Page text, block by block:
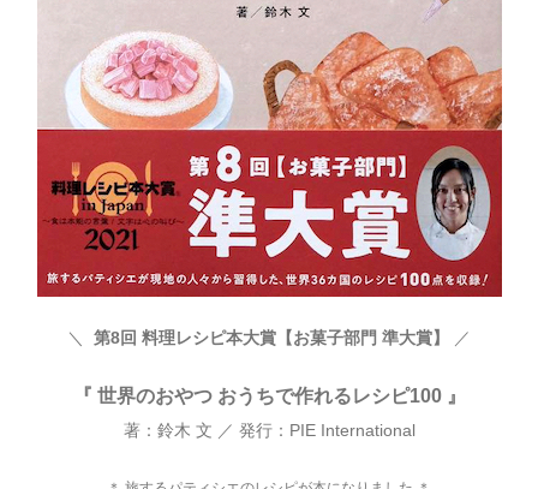
＼ 第8回 料理レシピ本大賞【お菓子部門 準大賞】 ／
『 世界のおやつ おうちで作れるレシピ100 』
著：鈴木 文 ／ 発行：PIE International